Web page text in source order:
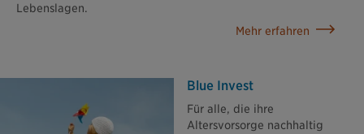
Lebenslagen.
Mehr erfahren
Blue Invest
Für alle, die ihre
Altersvorsorge nachhaltig